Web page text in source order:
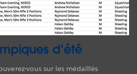
d’été
vous sur les médaillés